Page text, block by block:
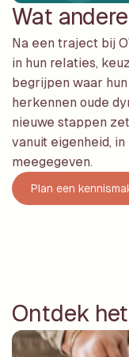
Wat
Na een traject bij
in hun relaties,
begrijpen waar
herkennen oude
nieuwe stappen
vanuit eigenheid,
meegegeven.
Plan een
Ontdek het